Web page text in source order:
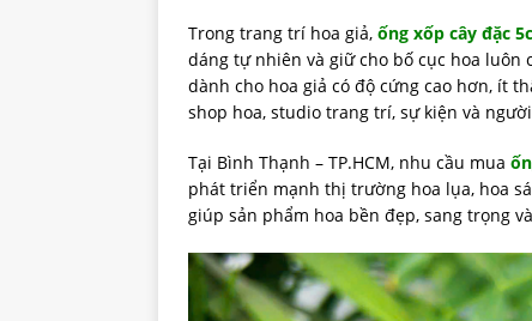
Trong trang trí hoa giả, ống xốp cây đặc
dáng tự nhiên và giữ cho bố cục hoa luôn
dành cho hoa giả có độ cứng cao hơn, ít
shop hoa, studio trang trí, sự kiện và
Tại Bình Thạnh – TP.HCM, nhu cầu mua
phát triển mạnh thị trường hoa lụa, hoa
giúp sản phẩm hoa bền đẹp, sang trọng